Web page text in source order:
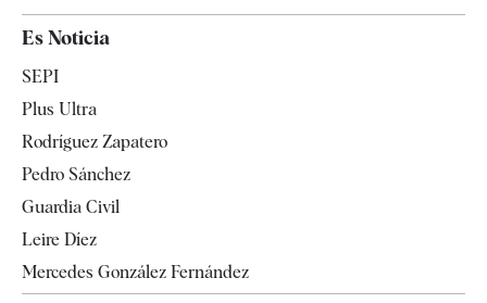
España
Televisión
Es Noticia
SEPI
Plus Ultra
Rodríguez Zapatero
Pedro Sánchez
Guardia Civil
Leire Díez
Mercedes González Fernández